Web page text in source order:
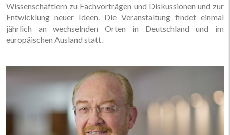
Wissenschaftlern zu Fachvorträgen und Diskussionen und zur
Entwicklung neuer Ideen. Die Veranstaltung findet einmal
jährlich an wechselnden Orten in Deutschland und im
europäischen Ausland statt.